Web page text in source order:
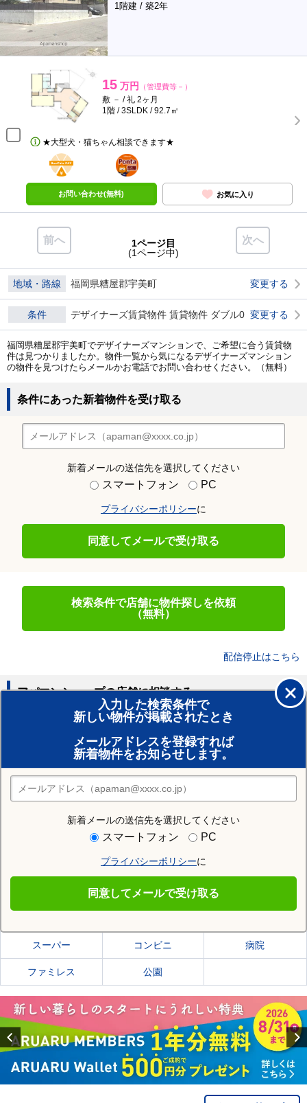
1階建 / 築2年
15 万円 （管理費等－）
敷 － / 礼 2ヶ月
1階 / 3SLDK / 92.7㎡
★大型犬・猫ちゃん相談できます★
BunChinPAY
ポンタ
部屋
お問い合わせ(無料) お気に入り
前へ 次へ
1ページ目
(1ページ中)
地域・路線 福岡県糟屋郡宇美町 変更する
条件 デザイナーズ賃貸物件 賃貸物件 ダブル0 変更する
福岡県糟屋郡宇美町でデザイナーズマンションで、ご希望に合う賃貸物
件は見つかりましたか。物件一覧から気になるデザイナーズマンション
の物件を見つけたらメールかお電話でお問い合わせください。（無料）
条件にあった新着物件を受け取る
新着メールの送信先を選択してください
スマートフォン PC
プライバシーポリシーに
同意してメールで受け取る
検索条件で店舗に物件探しを依頼
（無料）
配信停止はこちら
入力した検索条件で
新しい物件が掲載されたとき
メールアドレスを登録すれば
新着物件をお知らせします。
新着メールの送信先を選択してください
スマートフォン PC
プライバシーポリシーに
同意してメールで受け取る
アパマンショップの店舗に相談する
賃貸のプロがお部屋探し！
おまかせ物件リクエスト
住みたい街の店舗を探す
店舗検索
住む街研究所で糟屋郡宇美町の情報を見る
糟屋郡宇美町の施設一覧
スーパー コンビニ 病院
ファミレス 公園
Previous